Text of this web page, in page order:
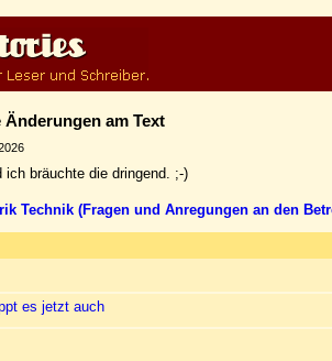
am Text
ich bräuchte die dringend. ;-)
Technik (Fragen und Anregungen an den
es jetzt auch